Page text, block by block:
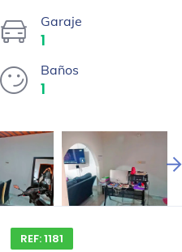
Garaje
1
Baños
1
REF: 1181